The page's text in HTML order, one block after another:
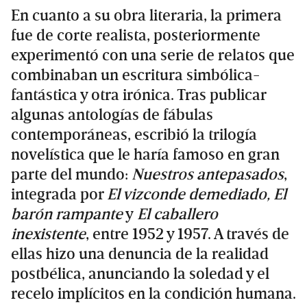
En cuanto a su obra literaria, la primera
fue de corte realista, posteriormente
experimentó con una serie de relatos que
combinaban un escritura simbólica-
fantástica y otra irónica. Tras publicar
algunas antologías de fábulas
contemporáneas, escribió la trilogía
novelística que le haría famoso en gran
parte del mundo: Nuestros antepasados,
integrada porEl vizconde demediado, El
barón rampantey El caballero
inexistente, entre 1952 y 1957. A través de
ellas hizo una denuncia de la realidad
postbélica, anunciando la soledad y el
recelo implícitos en la condición humana.